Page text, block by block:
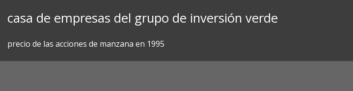
casa de empresas del grupo de inversión verde
precio de las acciones de manzana en 1995